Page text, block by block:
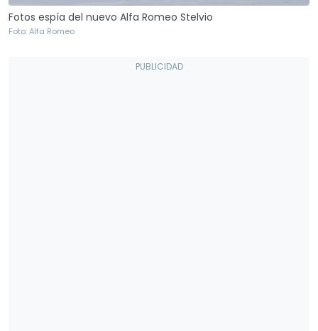
Fotos espía del nuevo Alfa Romeo Stelvio
Foto: Alfa Romeo